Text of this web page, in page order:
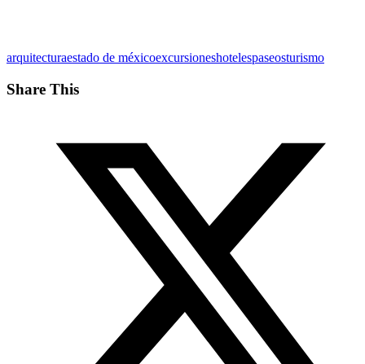
arquitecturaestado de méxicoexcursioneshotelespaseosturismo
Share This